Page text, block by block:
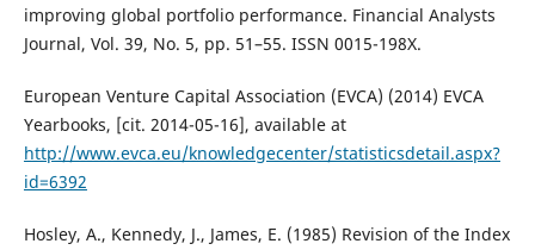
improving global portfolio performance. Financial Analysts
Journal, Vol. 39, No. 5, pp. 51–55. ISSN 0015-198X.
European Venture Capital Association (EVCA) (2014) EVCA
Yearbooks, [cit. 2014-05-16], available at
http://www.evca.eu/knowledgecenter/statisticsdetail.aspx?
id=6392
Hosley, A., Kennedy, J., James, E. (1985) Revision of the Index